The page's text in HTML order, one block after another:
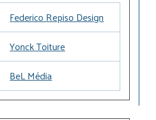
Federico Repiso Design
Yonck Toiture
BeL Média